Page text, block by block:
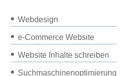
Webdesign
e-Commerce Website
Website Inhalte schreiben
Suchmaschinenoptimierung